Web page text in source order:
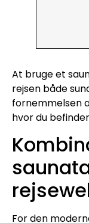
At bruge et
rejsen både
fornemmelsen
hvor du
For den